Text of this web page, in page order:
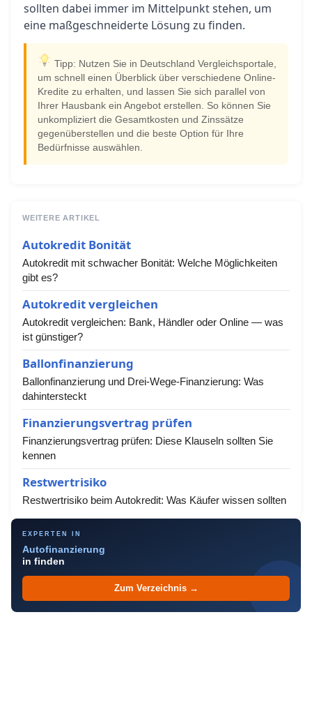
sollten dabei immer im Mittelpunkt stehen, um
eine maßgeschneiderte Lösung zu finden.
Tipp: Nutzen Sie in Deutschland Vergleichsportale,
um schnell einen Überblick über verschiedene Online-
Kredite zu erhalten, und lassen Sie sich parallel von
Ihrer Hausbank ein Angebot erstellen. So können Sie
unkompliziert die Gesamtkosten und Zinssätze
gegenüberstellen und die beste Option für Ihre
Bedürfnisse auswählen.
WEITERE ARTIKEL
Autokredit Bonität
Autokredit mit schwacher Bonität: Welche Möglichkeiten
gibt es?
Autokredit vergleichen
Autokredit vergleichen: Bank, Händler oder Online — was
ist günstiger?
Ballonfinanzierung
Ballonfinanzierung und Drei-Wege-Finanzierung: Was
dahintersteckt
Finanzierungsvertrag prüfen
Finanzierungsvertrag prüfen: Diese Klauseln sollten Sie
kennen
Restwertrisiko
Restwertrisiko beim Autokredit: Was Käufer wissen sollten
EXPERTEN IN
Autofinanzierung
in finden
Zum Verzeichnis →